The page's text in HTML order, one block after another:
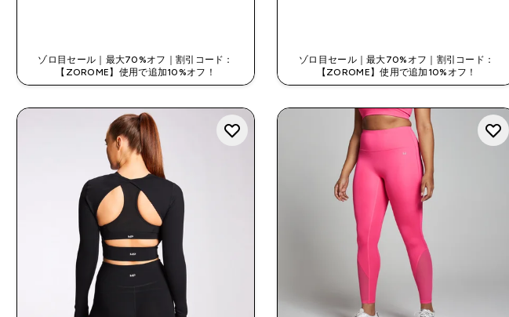
ゾロ目セール｜最大70%オフ｜割引コード：
【ZOROME】使用で追加10%オフ！
ゾロ目セール｜最大70%オフ｜割引コード：
【ZOROME】使用で追加10%オフ！